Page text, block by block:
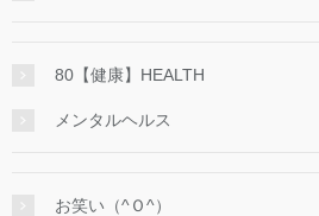
80【健康】HEALTH
メンタルヘルス
お笑い（^Ｏ^）